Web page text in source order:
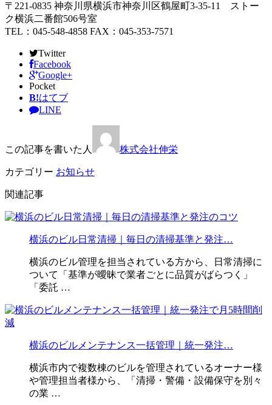
〒221-0835 神奈川県横浜市神奈川区鶴屋町3-35-11 ストー
ク横浜二番館506号室
TEL：045-548-4858 FAX：045-353-7571
Twitter
Facebook
Google+
Pocket
B!はてブ
LINE
この記事を書いた人 株式会社伸栄
カテゴリー お知らせ
関連記事
横浜のビル日常清掃｜毎日の清掃基準と発注…
横浜のビル管理を担当されている方から、日常清掃に
ついて「基準が曖昧で業者ごとに品質がばらつく」
「委託 …
横浜のビルメンテナンス一括管理｜統一発注…
横浜市内で複数棟のビルを管理されているオーナー様
や管理担当者様から、「清掃・警備・設備保守を別々
の業 …